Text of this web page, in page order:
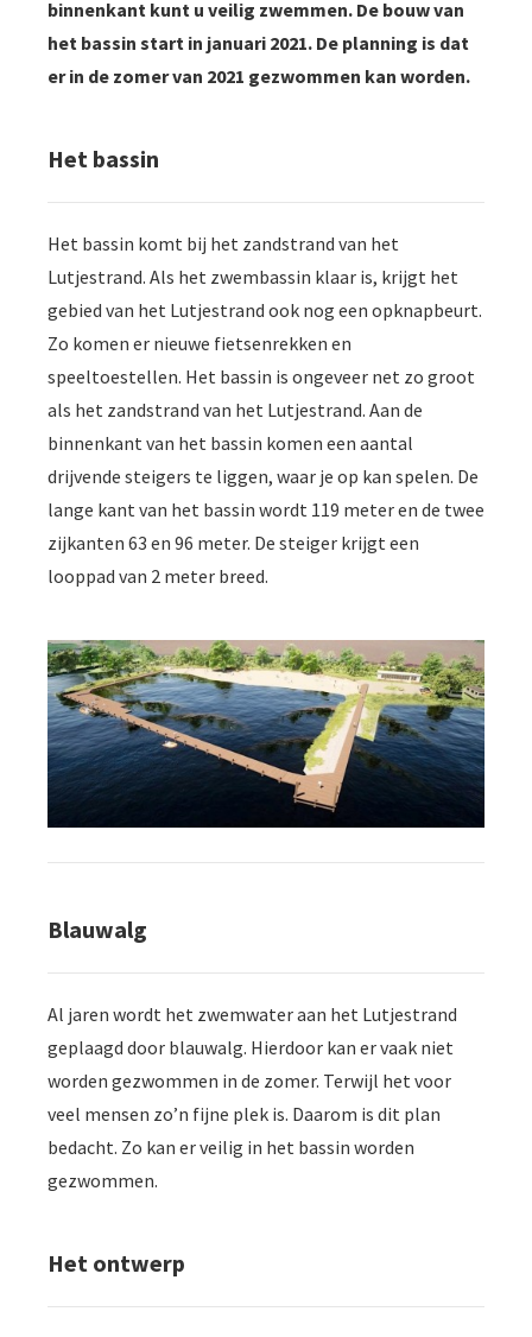
binnenkant kunt u veilig zwemmen. De bouw van
het bassin start in januari 2021. De planning is dat
er in de zomer van 2021 gezwommen kan worden.
Het bassin
Het bassin komt bij het zandstrand van het
Lutjestrand. Als het zwembassin klaar is, krijgt het
gebied van het Lutjestrand ook nog een opknapbeurt.
Zo komen er nieuwe fietsenrekken en
speeltoestellen. Het bassin is ongeveer net zo groot
als het zandstrand van het Lutjestrand. Aan de
binnenkant van het bassin komen een aantal
drijvende steigers te liggen, waar je op kan spelen. De
lange kant van het bassin wordt 119 meter en de twee
zijkanten 63 en 96 meter. De steiger krijgt een
looppad van 2 meter breed.
Blauwalg
Al jaren wordt het zwemwater aan het Lutjestrand
geplaagd door blauwalg. Hierdoor kan er vaak niet
worden gezwommen in de zomer. Terwijl het voor
veel mensen zo’n fijne plek is. Daarom is dit plan
bedacht. Zo kan er veilig in het bassin worden
gezwommen.
Het ontwerp